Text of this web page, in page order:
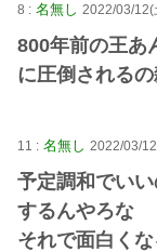
8 : 名無し 2022/03/12(
800年前の王あ
に圧倒される
11 : 名無し 2022/03/
予定調和でい
するんやろな
それで面白く